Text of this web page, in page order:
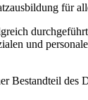
für
und